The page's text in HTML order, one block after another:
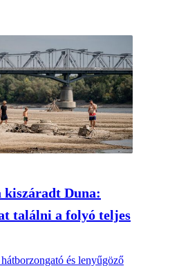
kiszáradt Duna:
találni a folyó teljes
és lenyűgöző